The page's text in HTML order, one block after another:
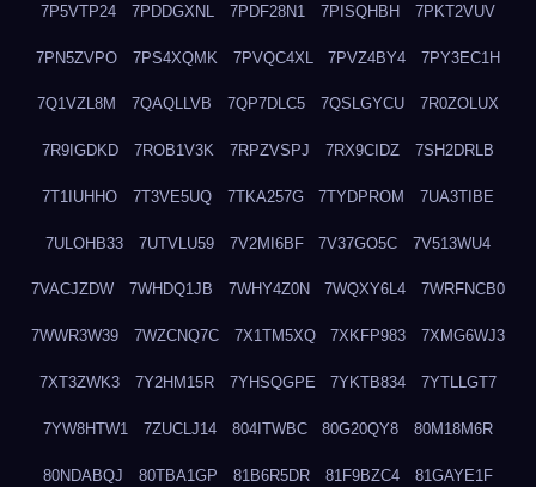
7P5VTP24 7PDDGXNL 7PDF28N1 7PISQHBH 7PKT2VUV
7PN5ZVPO 7PS4XQMK 7PVQC4XL 7PVZ4BY4 7PY3EC1H
7Q1VZL8M 7QAQLLVB 7QP7DLC5 7QSLGYCU 7R0ZOLUX
7R9IGDKD 7ROB1V3K 7RPZVSPJ 7RX9CIDZ 7SH2DRLB
7T1IUHHO 7T3VE5UQ 7TKA257G 7TYDPROM 7UA3TIBE
7ULOHB33 7UTVLU59 7V2MI6BF 7V37GO5C 7V513WU4
7VACJZDW 7WHDQ1JB 7WHY4Z0N 7WQXY6L4 7WRFNCB0
7WWR3W39 7WZCNQ7C 7X1TM5XQ 7XKFP983 7XMG6WJ3
7XT3ZWK3 7Y2HM15R 7YHSQGPE 7YKTB834 7YTLLGT7
7YW8HTW1 7ZUCLJ14 804ITWBC 80G20QY8 80M18M6R
80NDABQJ 80TBA1GP 81B6R5DR 81F9BZC4 81GAYE1F